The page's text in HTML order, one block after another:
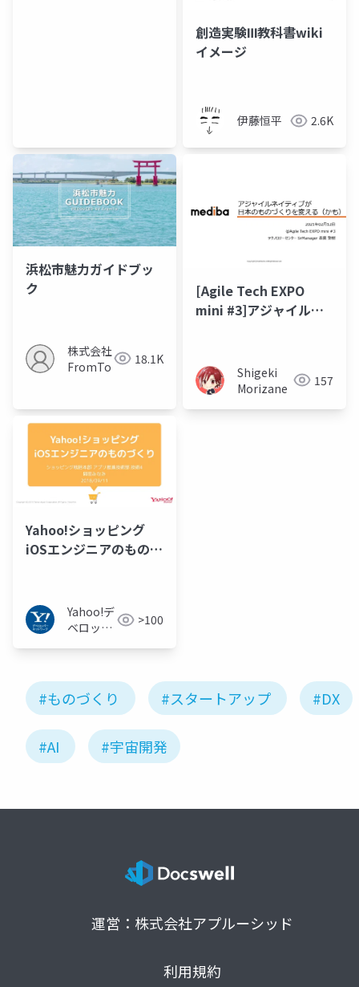
創造実験Ⅲ教科書wiki
イメージ
伊藤恒平 2.6K
浜松市魅力ガイドブッ
ク
株式会社
FromTo
18.1K
[Agile Tech EXPO
mini #3]アジャイルネ
も）
Shigeki
Morizane
157
Yahoo!ショッピング
iOSエンジニアのものづ
Yahoo!デ
ベロッパ
>100
#ものづくり #スタートアップ #DX
#AI #宇宙開発
運営：株式会社アプルーシッド
利用規約